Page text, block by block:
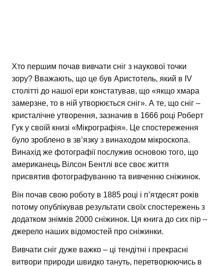
Хто першим почав вивчати сніг з наукової точки
зору? Вважають, що це був Аристотель, який в IV
столітті до нашої ери констатував, що «якщо хмара
замерзне, то в ній утворюється сніг». А те, що сніг –
кристалічне утворення, зазначив в 1666 році Роберт
Гук у своїй книзі «Мікрографія». Це спостереження
було зроблено в зв’язку з винаходом мікроскопа.
Винахід же фотографії послужив основою того, що
американець Вілсон Бентлі все своє життя
присвятив фотографуванню та вивченню сніжинок.
Він почав свою роботу в 1885 році і п’ятдесят років
потому опублікував результати своїх спостережень з
додатком знімків 2000 сніжинок. Ця книга до сих пір –
джерело наших відомостей про сніжинки.
Вивчати сніг дуже важко – ці тендітні і прекрасні
витвори природи швидко тануть, перетворюючись в